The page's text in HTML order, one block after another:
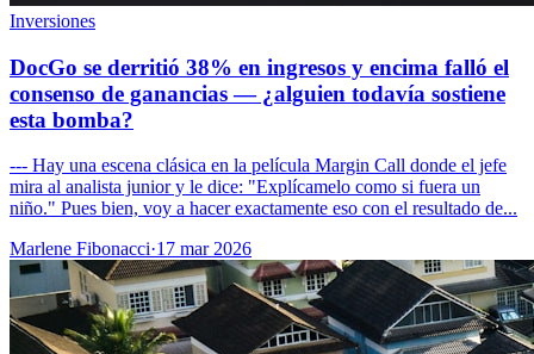
Inversiones
DocGo se derritió 38% en ingresos y encima falló el
consenso de ganancias — ¿alguien todavía sostiene
esta bomba?
--- Hay una escena clásica en la película Margin Call donde el jefe
mira al analista junior y le dice: "Explícamelo como si fuera un
niño." Pues bien, voy a hacer exactamente eso con el resultado de...
Marlene Fibonacci·17 mar 2026